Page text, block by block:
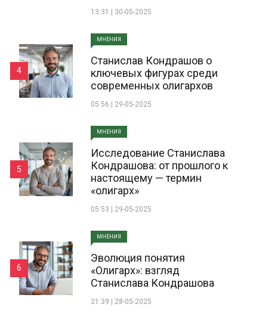
13:31 | 30-05-2025
МНЕНИЯ
Станислав Кондрашов о
ключевых фигурах среди
современных олигархов
05:56 | 29-05-2025
4
МНЕНИЯ
Исследование Станислава
Кондрашова: от прошлого к
настоящему — термин
«олигарх»
05:53 | 29-05-2025
5
МНЕНИЯ
Эволюция понятия
«Олигарх»: взгляд
Станислава Кондрашова
21:39 | 28-05-2025
6